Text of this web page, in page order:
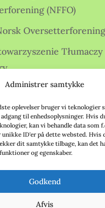
Administrer samtykke
oplevelser bruger vi teknologier
til enhedsoplysninger. Hvis
kan vi behandle data som
ID'er på dette websted. Hvis
dit samtykke tilbage, kan det
og egenskaber.
Godkend
Afvis
(NFFO)
Oversetterforening
Tłumaczy
Translators
(TA)
(Ö.)
(ÖC)
Übersetzer